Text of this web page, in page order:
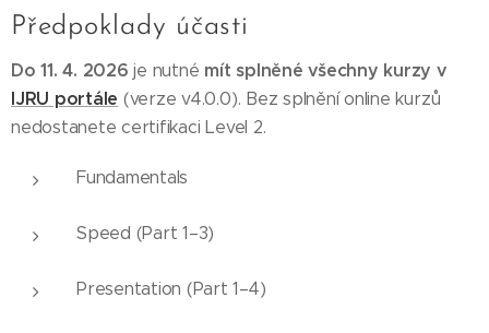
Předpoklady účasti
Do 11. 4. 2026 je nutné mít splněné všechny kurzy v
IJRU portále (verze v4.0.0). Bez splnění online kurzů
nedostanete certifikaci Level 2.
Fundamentals
Speed (Part 1–3)
Presentation (Part 1–4)